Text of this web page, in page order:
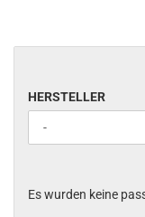
HERSTELLER
HERSTELLER
Es wurden keine